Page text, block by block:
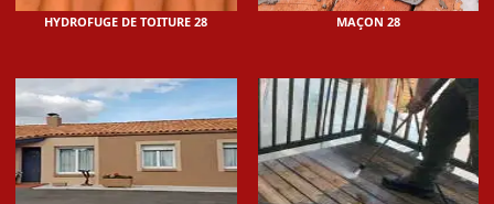
HYDROFUGE DE TOITURE 28 MAÇON 28